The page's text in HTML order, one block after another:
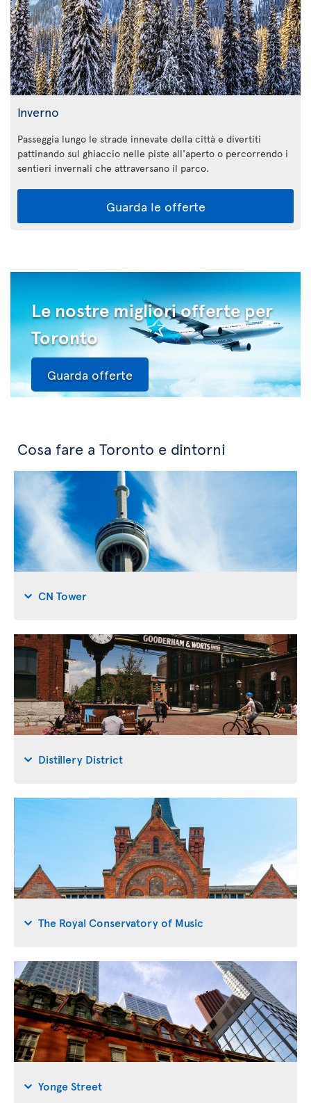
Inverno
Passeggia lungo le strade innevate della città e divertiti
pattinando sul ghiaccio nelle piste all'aperto o percorrendo i
sentieri invernali che attraversano il parco.
Guarda le offerte
Le nostre migliori offerte per
Toronto
Guarda offerte
Cosa fare a Toronto e dintorni
CN Tower
Distillery District
The Royal Conservatory of Music
Yonge Street